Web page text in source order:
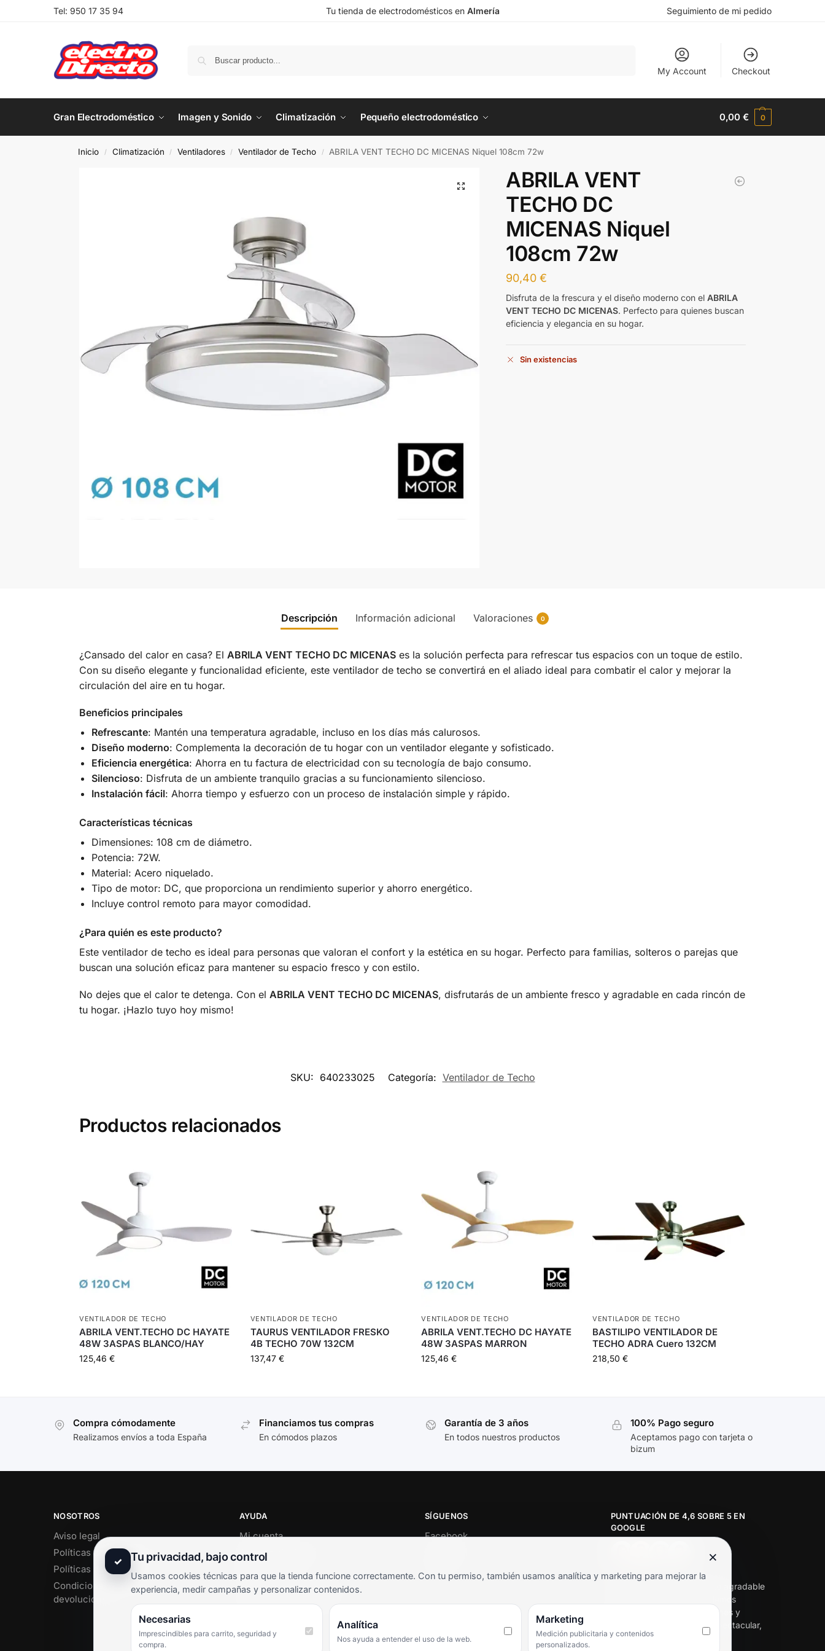
Tel: 950 17 35 94 Tu tienda de electrodomésticos en Almería Seguimiento de mi pedido
My Account Checkout
Gran Electrodoméstico Imagen y Sonido Climatización Pequeño electrodoméstico 0,00€ 0
Inicio / Climatización / Ventiladores / Ventilador de Techo / ABRILA VENT TECHO DC MICENAS Niquel 108cm 72w
ABRILA VENT
TECHO DC
MICENAS Niquel
108cm 72w
90,40€
Disfruta de la frescura y el diseño moderno con elABRILA
VENT TECHO DC MICENAS. Perfecto para quienes buscan
eficiencia y elegancia en su hogar.
Sin existencias
Descripción Información adicional Valoraciones 0
¿Cansado del calor en casa? El ABRILA VENT TECHO DC MICENASes la solución perfecta para refrescar tus espacios con un toque de estilo.
Con su diseño elegante y funcionalidad eficiente, este ventilador de techo se convertirá en el aliado ideal para combatir el calor y mejorar la
circulación del aire en tu hogar.
Beneficios principales
Refrescante: Mantén una temperatura agradable, incluso en los días más calurosos.
Diseño moderno: Complementa la decoración de tu hogar con un ventilador elegante y sofisticado.
Eficiencia energética: Ahorra en tu factura de electricidad con su tecnología de bajo consumo.
Silencioso: Disfruta de un ambiente tranquilo gracias a su funcionamiento silencioso.
Instalación fácil: Ahorra tiempo y esfuerzo con un proceso de instalación simple y rápido.
Características técnicas
Dimensiones: 108 cm de diámetro.
Potencia: 72W.
Material: Acero niquelado.
Tipo de motor: DC, que proporciona un rendimiento superior y ahorro energético.
Incluye control remoto para mayor comodidad.
¿Para quién es este producto?
Este ventilador de techo es ideal para personas que valoran el confort y la estética en su hogar. Perfecto para familias, solteros o parejas que
buscan una solución eficaz para mantener su espacio fresco y con estilo.
No dejes que el calor te detenga. Con el ABRILA VENT TECHO DC MICENAS, disfrutarás de un ambiente fresco y agradable en cada rincón de
tu hogar. ¡Hazlo tuyo hoy mismo!
SKU: 640233025 Categoría: Ventilador de Techo
Productos relacionados
VENTILADOR DE TECHO
ABRILA VENT.TECHO DC HAYATE
48W 3ASPAS BLANCO/HAY
125,46 €
VENTILADOR DE TECHO
TAURUS VENTILADOR FRESKO
4B TECHO 70W 132CM
137,47 €
VENTILADOR DE TECHO
ABRILA VENT.TECHO DC HAYATE
48W 3ASPAS MARRON
125,46€
VENTILADOR DE TECHO
BASTILIPO VENTILADOR DE
TECHO ADRA Cuero 132CM
218,50€
Compra cómodamente
Realizamos envíos a toda España
Financiamos tus compras
En cómodos plazos
Garantía de 3 años
En todos nuestros productos
100% Pago seguro
Aceptamos pago con tarjeta o
bizum
NOSOTROS
Aviso legal
Políticas de privacidad
Políticas de cookies
Condiciones de envío y
devoluciones
AYUDA
Mi cuenta
Soporte al cliente
Términos y condiciones
Preguntas frecuentes
SÍGUENOS
Facebook
PUNTUACIÓN DE 4,6 SOBRE 5 EN
GOOGLE
★★★★★
«Servicio de calidad y trato agradable
con precios excelentes. Hemos
comprado en varias ocasiones y
siempre dan respuesta. Espectacular,
servicio de 10.»
✓ Tu privacidad, bajo control ×
Usamos cookies técnicas para que la tienda funcione correctamente. Con tu permiso, también usamos analítica y marketing para mejorar la
experiencia, medir campañas y personalizar contenidos.
Necesarias
Imprescindibles para carrito, seguridad y
compra.
Analítica
Nos ayuda a entender el uso de la web.
Marketing
Medición publicitaria y contenidos
personalizados.